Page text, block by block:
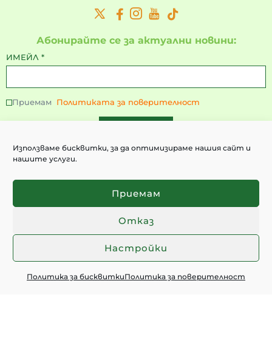
Използваме бисквитки, за да оптимизираме нашия сайт и
нашите услуги.
Приемам
Отказ
Настройки
Политика за бисквиткиПолитика за поверителност
Настаняване
Контакти:
+359 897 227 481
office@greenvalleys.online
Абонирайте се за актуални новини:
ИМЕЙЛ *
Приемам Политиката за поверителност